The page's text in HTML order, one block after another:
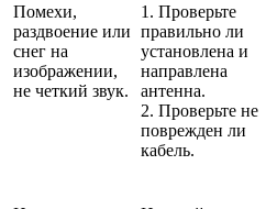
Помехи,
раздвоение или
снег на
изображении,
не четкий звук.
1. Проверьте
правильно ли
установлена и
направлена
антенна.
2. Проверьте не
поврежден ли
кабель.